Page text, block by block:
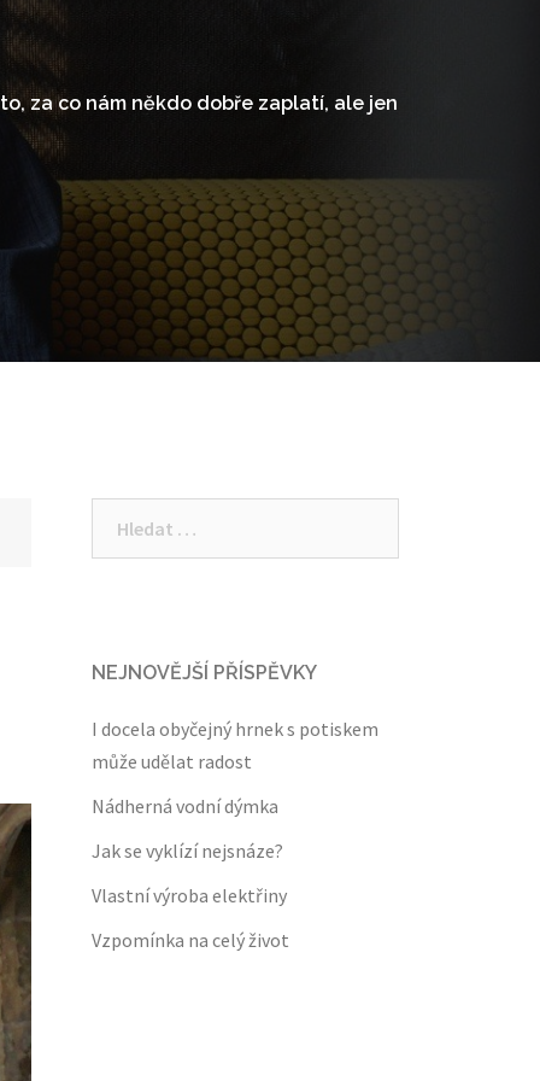
za co nám někdo dobře zaplatí, ale jen
NEJNOVĚJŠÍ PŘÍSPĚVKY
I docela obyčejný hrnek s potiskem
může udělat radost
Nádherná vodní dýmka
Jak se vyklízí nejsnáze?
Vlastní výroba elektřiny
Vzpomínka na celý život